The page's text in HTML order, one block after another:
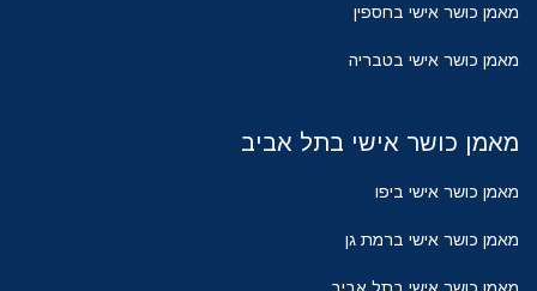
מאמן כושר אישי בחספין
מאמן כושר אישי בטבריה
מאמן כושר אישי בתל אביב
מאמן כושר אישי ביפו
מאמן כושר אישי ברמת גן
מאמן כושר אישי בתל אביב